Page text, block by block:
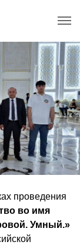
проведения
во имя
Умный.»